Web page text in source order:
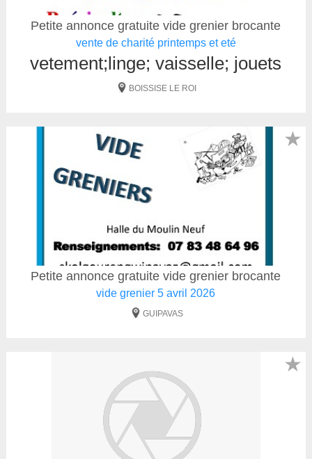
Petite annonce gratuite vide grenier brocante
vente de charité printemps et eté
vetement;linge; vaisselle; jouets
BOISSISE LE ROI
Petite annonce gratuite vide grenier brocante
vide grenier 5 avril 2026
GUIPAVAS
★
★